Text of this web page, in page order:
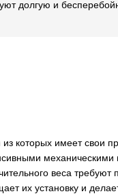
долгую и
которых имеет свои
веса требуют
их установку и